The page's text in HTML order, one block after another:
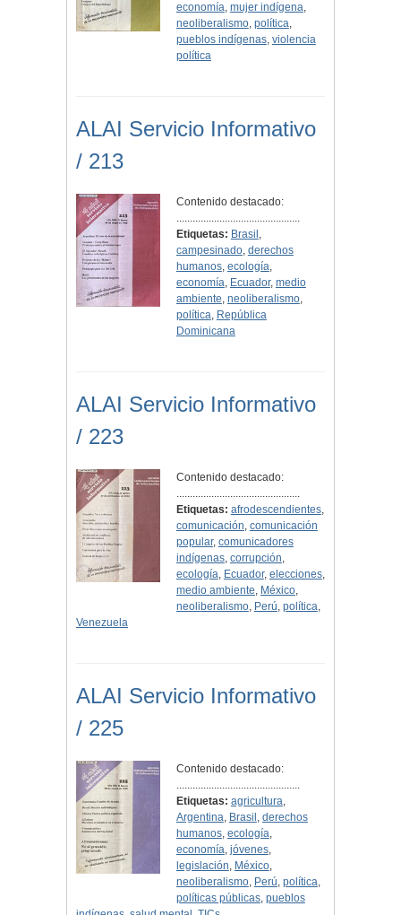
economía, mujer indígena,
neoliberalismo, política,
pueblos indígenas, violencia
política
ALAI Servicio Informativo
/ 213
Contenido destacado:
..............................................
Etiquetas: Brasil ,
campesinado, derechos
humanos, ecología,
economía, Ecuador, medio
ambiente, neoliberalismo,
política, República
Dominicana
ALAI Servicio Informativo
/ 223
Contenido destacado:
..............................................
Etiquetas: afrodescendientes,
comunicación, comunicación
popular, comunicadores
indígenas, corrupción,
ecología, Ecuador, elecciones,
medio ambiente, México,
neoliberalismo, Perú, política,
Venezuela
ALAI Servicio Informativo
/ 225
Contenido destacado:
..............................................
Etiquetas: agricultura,
Argentina, Brasil , derechos
humanos, ecología,
economía, jóvenes,
legislación, México,
neoliberalismo, Perú, política,
políticas públicas, pueblos